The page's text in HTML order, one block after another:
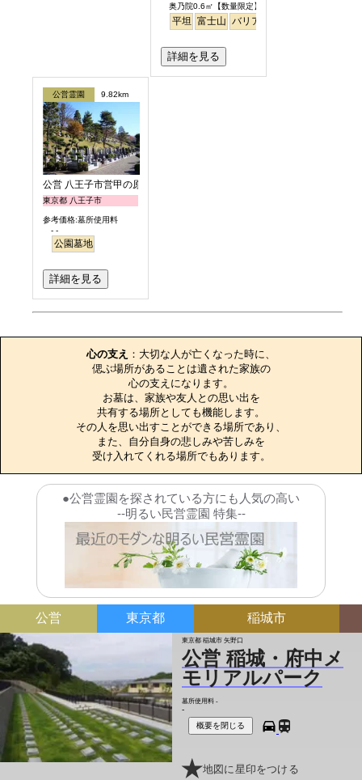
奥乃院0.6㎡【数量限定】 24万円より
平坦 富士山 バリアフリー
詳細を見る
公営霊園 9.82km
公営 八王子市営甲の原霊園
東京都 八王子市
参考価格:墓所使用料
- -
公園墓地
詳細を見る
心の支え ：大切な人が亡くなった時に、
偲ぶ場所があることは遺された家族の
心の支えになります。
お墓は、家族や友人との思い出を
共有する場所としても機能します。
その人を思い出すことができる場所であり、
また、自分自身の悲しみや苦しみを
受け入れてくれる場所でもあります。
●公営霊園を探されている方にも人気の高い
--明るい民営霊園 特集--
公営 東京都 稲城市
東京都 稲城市 矢野口
公営 稲城・府中メ
モリアルパーク
墓所使用料 -
-
概要を閉じる
地図に星印をつける